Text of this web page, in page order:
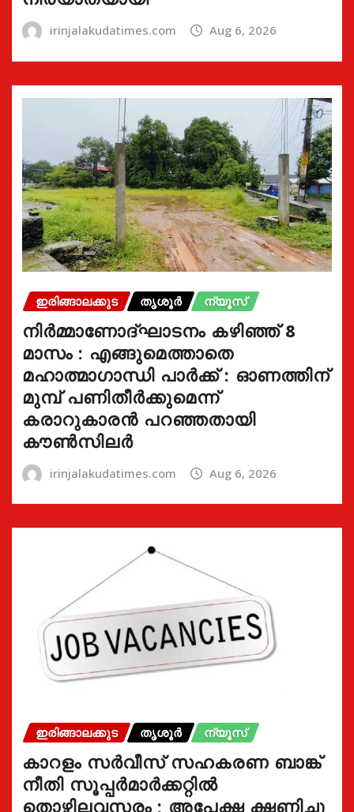
irinjalakudatimes.com Aug 6, 2026
ഇരിങ്ങാലക്കുട തൃശൂർ ന്യൂസ്
നിർമ്മാണോദ്ഘാടനം കഴിഞ്ഞ് 8
മാസം : എങ്ങുമെത്താതെ
മഹാത്മാഗാന്ധി പാർക്ക് : ഓണത്തിന്
മുമ്പ് പണിതീർക്കുമെന്ന്
കരാറുകാരൻ പറഞ്ഞതായി
കൗൺസിലർ
irinjalakudatimes.com Aug 6, 2026
ഇരിങ്ങാലക്കുട തൃശൂർ ന്യൂസ്
കാറളം സർവീസ് സഹകരണ ബാങ്ക്
നീതി സൂപ്പർമാർക്കറ്റിൽ
തൊഴിലവസരം ; അപേക്ഷ ക്ഷണിച്ചു